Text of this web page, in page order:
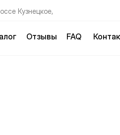
Кузнецкое,
Отзывы FAQ